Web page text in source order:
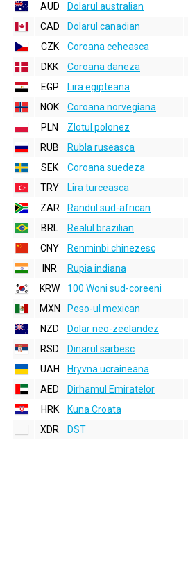
AUD
Dolarul australian
CAD
Dolarul canadian
CZK
Coroana ceheasca
DKK
Coroana daneza
EGP
Lira egipteana
NOK
Coroana norvegiana
PLN
Zlotul polonez
RUB
Rubla ruseasca
SEK
Coroana suedeza
TRY
Lira turceasca
ZAR
Randul sud-african
BRL
Realul brazilian
CNY
Renminbi chinezesc
INR
Rupia indiana
KRW
100 Woni sud-coreeni
MXN
Peso-ul mexican
NZD
Dolar neo-zeelandez
RSD
Dinarul sarbesc
UAH
Hryvna ucraineana
AED
Dirhamul Emiratelor
HRK
Kuna Croata
XDR
DST